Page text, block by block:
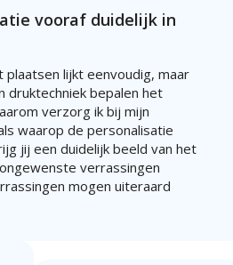
vooraf duidelijk in
plaatsen lijkt eenvoudig, maar
druktechniek bepalen het
verzorg ik bij mijn
waarop de personalisatie
jij een duidelijk beeld van het
verrassingen
mogen uiteraard